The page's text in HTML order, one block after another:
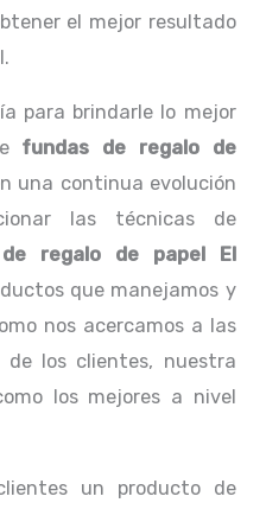
el mejor resultado
para brindarle lo mejor
fundas de regalo de
una continua evolución
las técnicas de
regalo de papel El
que manejamos y
nos acercamos a las
los clientes, nuestra
los mejores a nivel
un producto de